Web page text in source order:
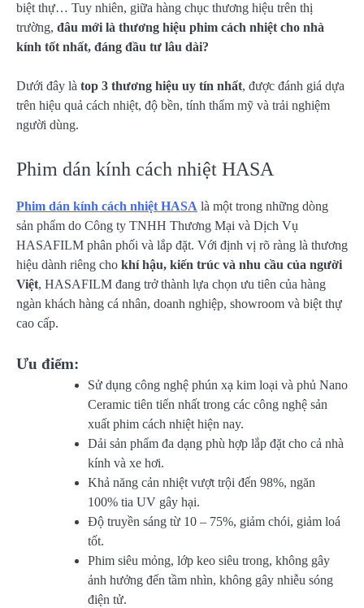
biệt thự… Tuy nhiên, giữa hàng chục thương hiệu trên thị
trường, đâu mới là thương hiệu phim cách nhiệt cho nhà
kính tốt nhất, đáng đầu tư lâu dài?
Dưới đây là top 3 thương hiệu uy tín nhất, được đánh giá dựa
trên hiệu quả cách nhiệt, độ bền, tính thẩm mỹ và trải nghiệm
người dùng.
Phim dán kính cách nhiệt HASA
Phim dán kính cách nhiệt HASA là một trong những dòng
sản phẩm do Công ty TNHH Thương Mại và Dịch Vụ
HASAFILM phân phối và lắp đặt. Với định vị rõ ràng là thương
hiệu dành riêng cho khí hậu, kiến trúc và nhu cầu của người
Việt, HASAFILM đang trở thành lựa chọn ưu tiên của hàng
ngàn khách hàng cá nhân, doanh nghiệp, showroom và biệt thự
cao cấp.
Ưu điểm:
Sử dụng công nghệ phún xạ kim loại và phủ Nano
Ceramic tiên tiến nhất trong các công nghệ sản
xuất phim cách nhiệt hiện nay.
Dải sản phẩm đa dạng phù hợp lắp đặt cho cả nhà
kính và xe hơi.
Khả năng cản nhiệt vượt trội đến 98%, ngăn
100% tia UV gây hại.
Độ truyền sáng từ 10 – 75%, giảm chói, giảm loá
tốt.
Phim siêu mỏng, lớp keo siêu trong, không gây
ảnh hưởng đến tầm nhìn, không gây nhiễu sóng
điện tử.